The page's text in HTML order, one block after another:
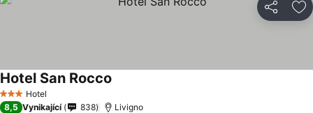
Sdílet
3 Počet hvězdiček
Hotel
Hotel San Rocco
8,5 Vynikající 838 Livigno